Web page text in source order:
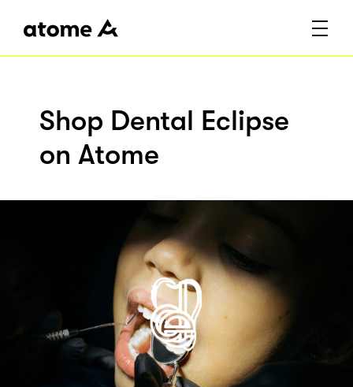
Shop Dental Eclipse
on Atome